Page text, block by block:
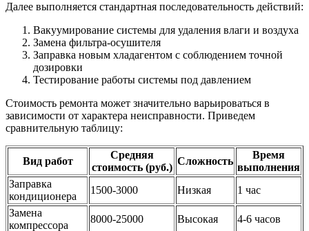
Далее выполняется стандартная последовательность действий:
Вакуумирование системы для удаления влаги и воздуха
Замена фильтра-осушителя
Заправка новым хладагентом с соблюдением точной
дозировки
Тестирование работы системы под давлением
Стоимость ремонта может значительно варьироваться в
зависимости от характера неисправности. Приведем
сравнительную таблицу:
Вид работ
Средняя
стоимость (руб.)
Сложность
Время
выполнения
Заправка
кондиционера
1500-3000 Низкая
1 час
Замена
компрессора
8000-25000 Высокая 4-6 часов